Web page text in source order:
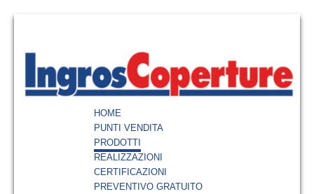
HOME
PUNTI VENDITA
PRODOTTI
REALIZZAZIONI
CERTIFICAZIONI
PREVENTIVO GRATUITO